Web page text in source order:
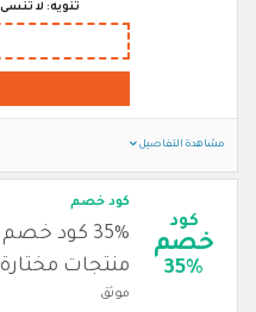
تنويه: لا
مشاهدة التفاصيل
كود
خصم
35%
كود خصم
35% كود
منتجات مختارة
موثق